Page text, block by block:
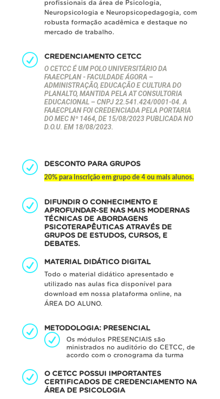
profissionais da área de Psicologia,
Neuropsicologia e Neuropsicopedagogia, com
robusta formação acadêmica e destaque no
mercado de trabalho.
CREDENCIAMENTO CETCC
O CETCC É UM POLO UNIVERSITÁRIO DA
FAAECPLAN - FACULDADE ÁGORA –
ADMINISTRAÇÃO, EDUCAÇÃO E CULTURA DO
PLANALTO, MANTIDA PELA AT CONSULTORIA
EDUCACIONAL – CNPJ 22.541.424/0001-04. A
FAAECPLAN FOI CREDENCIADA PELA PORTARIA
DO MEC Nº 1464, DE 15/08/2023 PUBLICADA NO
D.O.U. EM 18/08/2023.
DESCONTO PARA GRUPOS
20% para inscrição em grupo de 4 ou mais alunos.
DIFUNDIR O CONHECIMENTO E
APROFUNDAR-SE NAS MAIS MODERNAS
TÉCNICAS DE ABORDAGENS
PSICOTERAPÊUTICAS ATRAVÉS DE
GRUPOS DE ESTUDOS, CURSOS, E
DEBATES.
MATERIAL DIDÁTICO DIGITAL
Todo o material didático apresentado e
utilizado nas aulas fica disponível para
download em nossa plataforma online, na
ÁREA DO ALUNO.
METODOLOGIA: PRESENCIAL
Os módulos PRESENCIAIS são
ministrados no auditório do CETCC, de
acordo com o cronograma da turma
O CETCC POSSUI IMPORTANTES
CERTIFICADOS DE CREDENCIAMENTO NA
ÁREA DE PSICOLOGIA